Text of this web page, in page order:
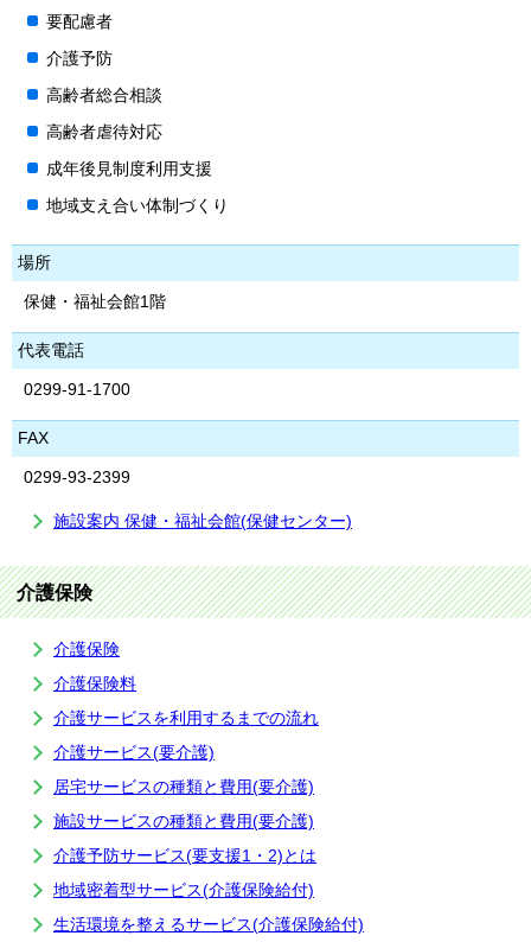
要配慮者
介護予防
高齢者総合相談
高齢者虐待対応
成年後見制度利用支援
地域支え合い体制づくり
場所
保健・福祉会館1階
代表電話
0299-91-1700
FAX
0299-93-2399
施設案内 保健・福祉会館(保健センター)
介護保険
介護保険
介護保険料
介護サービスを利用するまでの流れ
介護サービス(要介護)
居宅サービスの種類と費用(要介護)
施設サービスの種類と費用(要介護)
介護予防サービス(要支援1・2)とは
地域密着型サービス(介護保険給付)
生活環境を整えるサービス(介護保険給付)